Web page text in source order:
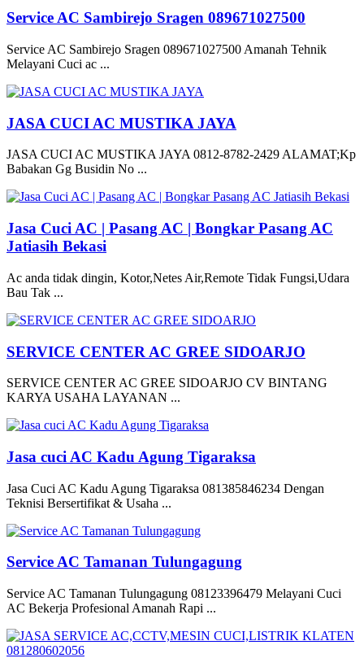
Service AC Sambirejo Sragen 089671027500
Service AC Sambirejo Sragen 089671027500 Amanah Tehnik
Melayani Cuci ac ...
JASA CUCI AC MUSTIKA JAYA
JASA CUCI AC MUSTIKA JAYA 0812-8782-2429 ALAMAT;Kp
Babakan Gg Busidin No ...
Jasa Cuci AC | Pasang AC | Bongkar Pasang AC
Jatiasih Bekasi
Ac anda tidak dingin, Kotor,Netes Air,Remote Tidak Fungsi,Udara
Bau Tak ...
SERVICE CENTER AC GREE SIDOARJO
SERVICE CENTER AC GREE SIDOARJO CV BINTANG
KARYA USAHA LAYANAN ...
Jasa cuci AC Kadu Agung Tigaraksa
Jasa Cuci AC Kadu Agung Tigaraksa 081385846234 Dengan
Teknisi Bersertifikat & Usaha ...
Service AC Tamanan Tulungagung
Service AC Tamanan Tulungagung 08123396479 Melayani Cuci
AC Bekerja Profesional Amanah Rapi ...